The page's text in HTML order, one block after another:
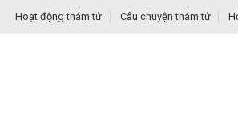
Hoạt động thám tử Câu chuyện thám tử